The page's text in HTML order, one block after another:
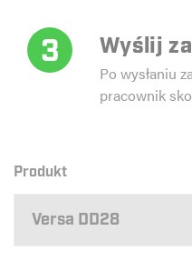
3 Wyślij
Po wysłaniu
pracownik
Produkt